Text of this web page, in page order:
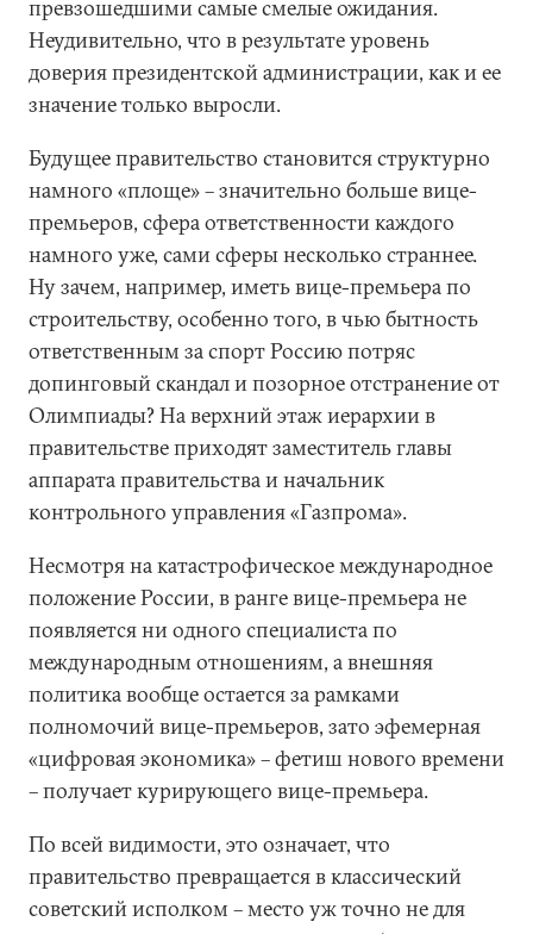
превзошедшими самые смелые ожидания.
Неудивительно, что в результате уровень
доверия президентской администрации, как и ее
значение только выросли.
Будущее правительство становится структурно
намного «площе» – значительно больше вице-
премьеров, сфера ответственности каждого
намного уже, сами сферы несколько страннее.
Ну зачем, например, иметь вице-премьера по
строительству, особенно того, в чью бытность
ответственным за спорт Россию потряс
допинговый скандал и позорное отстранение от
Олимпиады? На верхний этаж иерархии в
правительстве приходят заместитель главы
аппарата правительства и начальник
контрольного управления «Газпрома».
Несмотря на катастрофическое международное
положение России, в ранге вице-премьера не
появляется ни одного специалиста по
международным отношениям, а внешняя
политика вообще остается за рамками
полномочий вице-премьеров, зато эфемерная
«цифровая экономика» – фетиш нового времени
– получает курирующего вице-премьера.
По всей видимости, это означает, что
правительство превращается в классический
советский исполком – место уж точно не для